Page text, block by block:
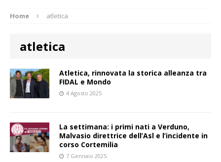
Home atletica
atletica
Atletica, rinnovata la storica alleanza tra
FIDAL e Mondo
4 Agosto 2025
La settimana: i primi nati a Verduno,
Malvasio direttrice dell’Asl e l’incidente in
corso Cortemilia
7 Gennaio 2025